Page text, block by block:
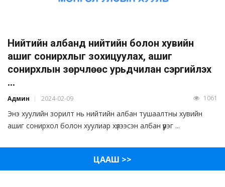
Нийтийн албанд нийтийн болон хувийн
ашиг сонирхлыг зохицуулах, ашиг
сонирхлын зөрчлөөс урьдчилан сэргийлэх
...
Админ 2024-02-09 1061
Энэ хуулийн зорилт нь нийтийн албан тушаалтны хувийн
ашиг сонирхол болон хуулиар хүлээсэн албан үүрэг ...
ЦААШ >>